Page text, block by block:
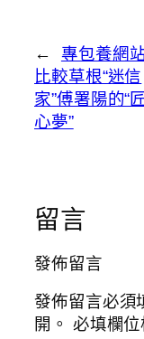
←
專包養網
比較草根“迷信
家”傅署陽的“
心夢”
留言
發佈留言
發佈留言必須
開。 必填欄